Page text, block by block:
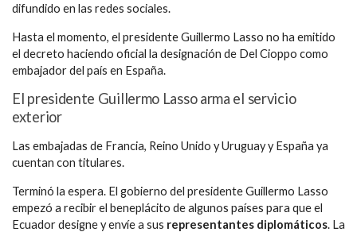
difundido en las redes sociales.
Hasta el momento, el presidente Guillermo Lasso no ha emitido
el decreto haciendo oficial la designación de Del Cioppo como
embajador del país en España.
El presidente Guillermo Lasso arma el servicio
exterior
Las embajadas de Francia, Reino Unido y Uruguay y España ya
cuentan con titulares.
Terminó la espera. El gobierno del presidente Guillermo Lasso
empezó a recibir el beneplácito de algunos países para que el
Ecuador designe y envíe a sus representantes diplomáticos. La